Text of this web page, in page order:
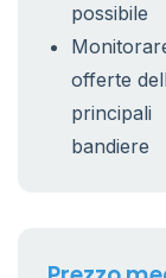
possibile
offerte
principali
bandiere